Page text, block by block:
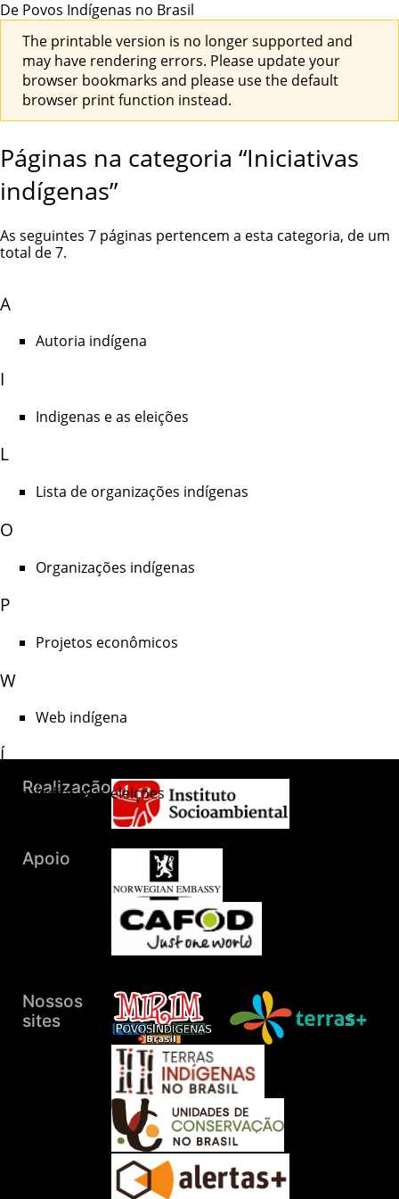
De Povos Indígenas no Brasil
The printable version is no longer supported and
may have rendering errors. Please update your
browser bookmarks and please use the default
browser print function instead.
Páginas na categoria “Iniciativas
indígenas”
As seguintes 7 páginas pertencem a esta categoria, de um
total de 7.
A
Autoria indígena
I
Indigenas e as eleições
L
Lista de organizações indígenas
O
Organizações indígenas
P
Projetos econômicos
W
Web indígena
Í
Índios e as eleições